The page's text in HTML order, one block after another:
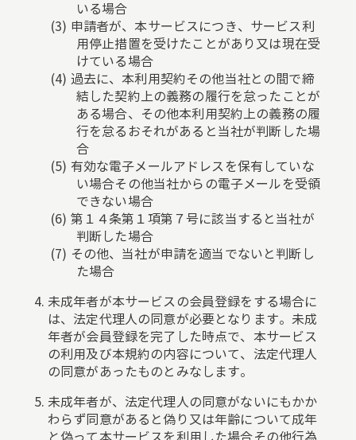
いる場合
申請者が、本サービスにつき、サービス利
用停止措置を受けたことがあり又は現在受
けている場合
過去に、本利用契約その他当社との間で締
結した契約上の義務の履行を怠ったことが
ある場合、その他本利用契約上の義務の履
行を怠るおそれがあると当社が判断した場
合
有効な電子メールアドレスを保有していな
い場合その他当社からの電子メールを受領
できない場合
第１４条第１項第７号に該当すると当社が
判断した場合
その他、当社が申請を適当でないと判断し
た場合
未成年者が本サービスの会員登録をする場合に
は、法定代理人の同意が必要となります。未成
年者が会員登録を完了した時点で、本サービス
の利用及び本規約の内容について、法定代理人
の同意があったものとみなします。
未成年者が、法定代理人の同意がないにもかか
わらず同意があると偽り又は年齢について成年